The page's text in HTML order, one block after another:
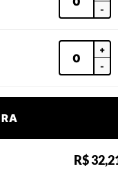
-
+
-
R$